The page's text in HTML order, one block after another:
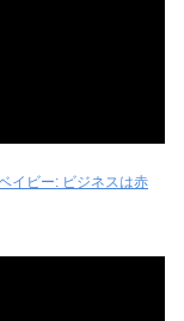
イビー: ビジネスは赤